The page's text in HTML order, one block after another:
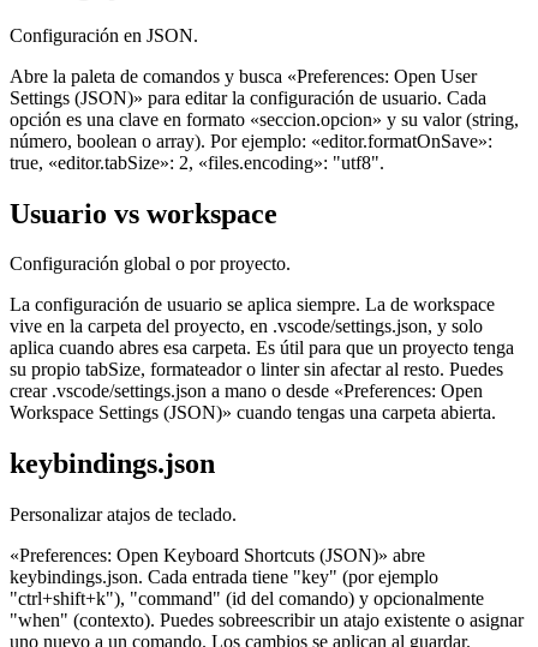
Configuración en JSON.
Abre la paleta de comandos y busca «Preferences: Open User
Settings (JSON)» para editar la configuración de usuario. Cada
opción es una clave en formato «seccion.opcion» y su valor (string,
número, boolean o array). Por ejemplo: «editor.formatOnSave»:
true, «editor.tabSize»: 2, «files.encoding»: "utf8".
Usuario vs workspace
Configuración global o por proyecto.
La configuración de usuario se aplica siempre. La de workspace
vive en la carpeta del proyecto, en .vscode/settings.json, y solo
aplica cuando abres esa carpeta. Es útil para que un proyecto tenga
su propio tabSize, formateador o linter sin afectar al resto. Puedes
crear .vscode/settings.json a mano o desde «Preferences: Open
Workspace Settings (JSON)» cuando tengas una carpeta abierta.
keybindings.json
Personalizar atajos de teclado.
«Preferences: Open Keyboard Shortcuts (JSON)» abre
keybindings.json. Cada entrada tiene "key" (por ejemplo
"ctrl+shift+k"), "command" (id del comando) y opcionalmente
"when" (contexto). Puedes sobreescribir un atajo existente o asignar
uno nuevo a un comando. Los cambios se aplican al guardar.